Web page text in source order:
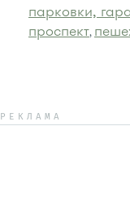
парковки,
проспект,
РЕКЛАМА